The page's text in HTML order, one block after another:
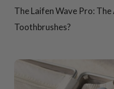
The Laifen Wave Pro:
Toothbrushes?